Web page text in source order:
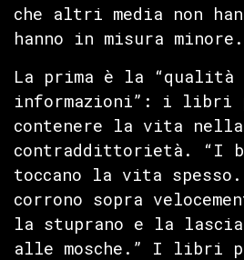
che altri media non
hanno in misura minore.
La prima è la “qualità
informazioni”: i libri
contenere la vita nella
contraddittorietà. “I
toccano la vita
corrono sopra
la stuprano e la
alle mosche.” I libri